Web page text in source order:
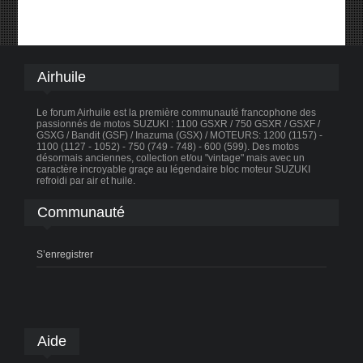
Airhuile
Le forum Airhuile est la première communauté francophone des
passionnés de motos SUZUKI : 1100 GSXR / 750 GSXR / GSXF /
GSXG / Bandit (GSF) / Inazuma (GSX) / MOTEURS: 1200 (1157) -
1100 (1127 - 1052) - 750 (749 - 748) - 600 (599). Des motos
désormais anciennes, collection et/ou "vintage" mais avec un
caractère incroyable graçe au légendaire bloc moteur SUZUKI
refroidi par air et huile.
Communauté
S’enregistrer
Aide